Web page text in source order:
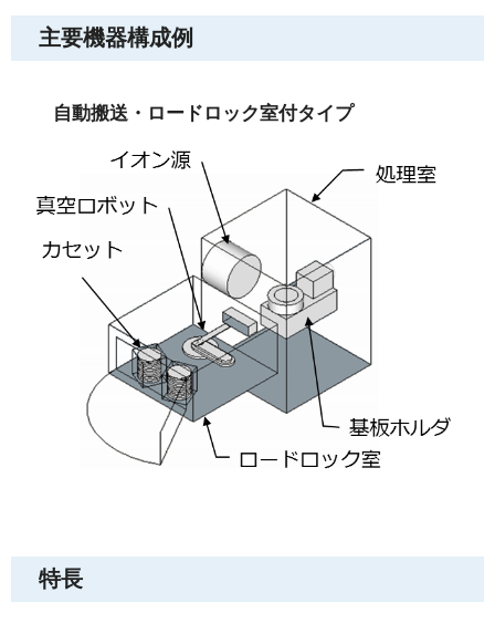
主要機器構成例
自動搬送・ロードロック室付タイプ
特長